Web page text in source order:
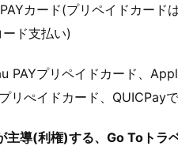
カード(プリペイドカード
ード支払い)
PAYプリペイドカード、
リぺイドカード、QUICPay
主導(利権)する、Go Toトラ